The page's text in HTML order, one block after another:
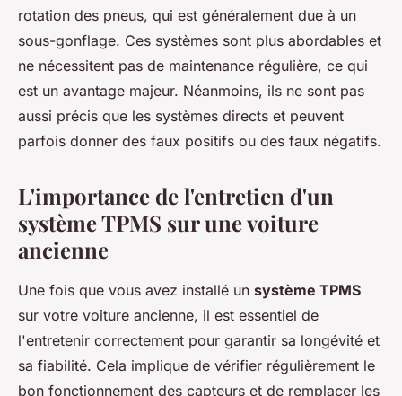
rotation des pneus, qui est généralement due à un
sous-gonflage. Ces systèmes sont plus abordables et
ne nécessitent pas de maintenance régulière, ce qui
est un avantage majeur. Néanmoins, ils ne sont pas
aussi précis que les systèmes directs et peuvent
parfois donner des faux positifs ou des faux négatifs.
L'importance de l'entretien d'un
système TPMS sur une voiture
ancienne
Une fois que vous avez installé un système TPMS
sur votre voiture ancienne, il est essentiel de
l'entretenir correctement pour garantir sa longévité et
sa fiabilité. Cela implique de vérifier régulièrement le
bon fonctionnement des capteurs et de remplacer les